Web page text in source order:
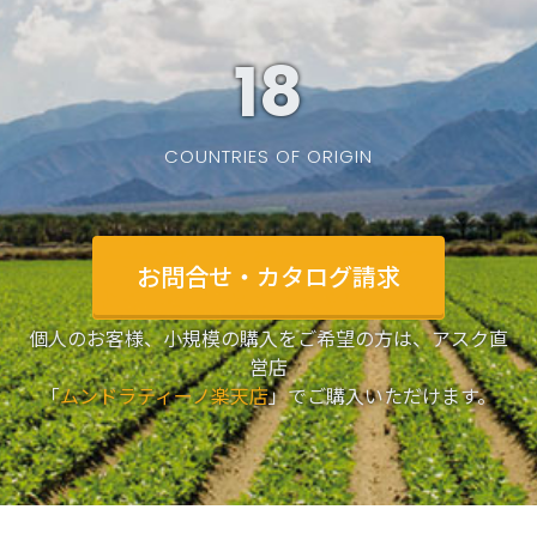
19
COUNTRIES OF ORIGIN
お問合せ・カタログ請求
個人のお客様、小規模の購入をご希望の方は、アスク直
営店
「ムンドラティーノ楽天店」でご購入いただけます。